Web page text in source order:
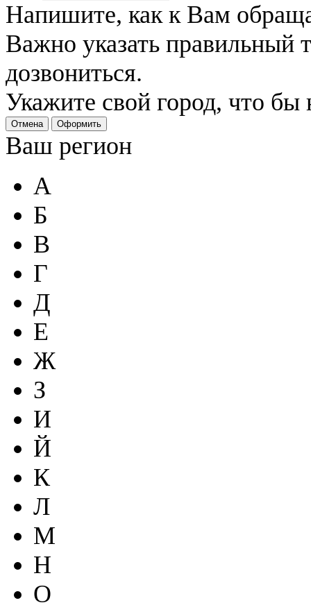
Напишите, как к Вам
Важно указать
дозвониться.
Укажите свой город, что
Отмена Оформить
Ваш регион
А
Б
В
Г
Д
Е
Ж
З
И
Й
К
Л
М
Н
О